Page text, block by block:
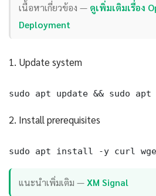
เนื้อหาเกี่ยวข้อง — ดูเพิ่มเติมเรื่อง
Deployment
1. Update system
sudo apt update && sudo apt
2. Install prerequisites
sudo apt install -y curl wget
แนะนำเพิ่มเติม —XM Signal